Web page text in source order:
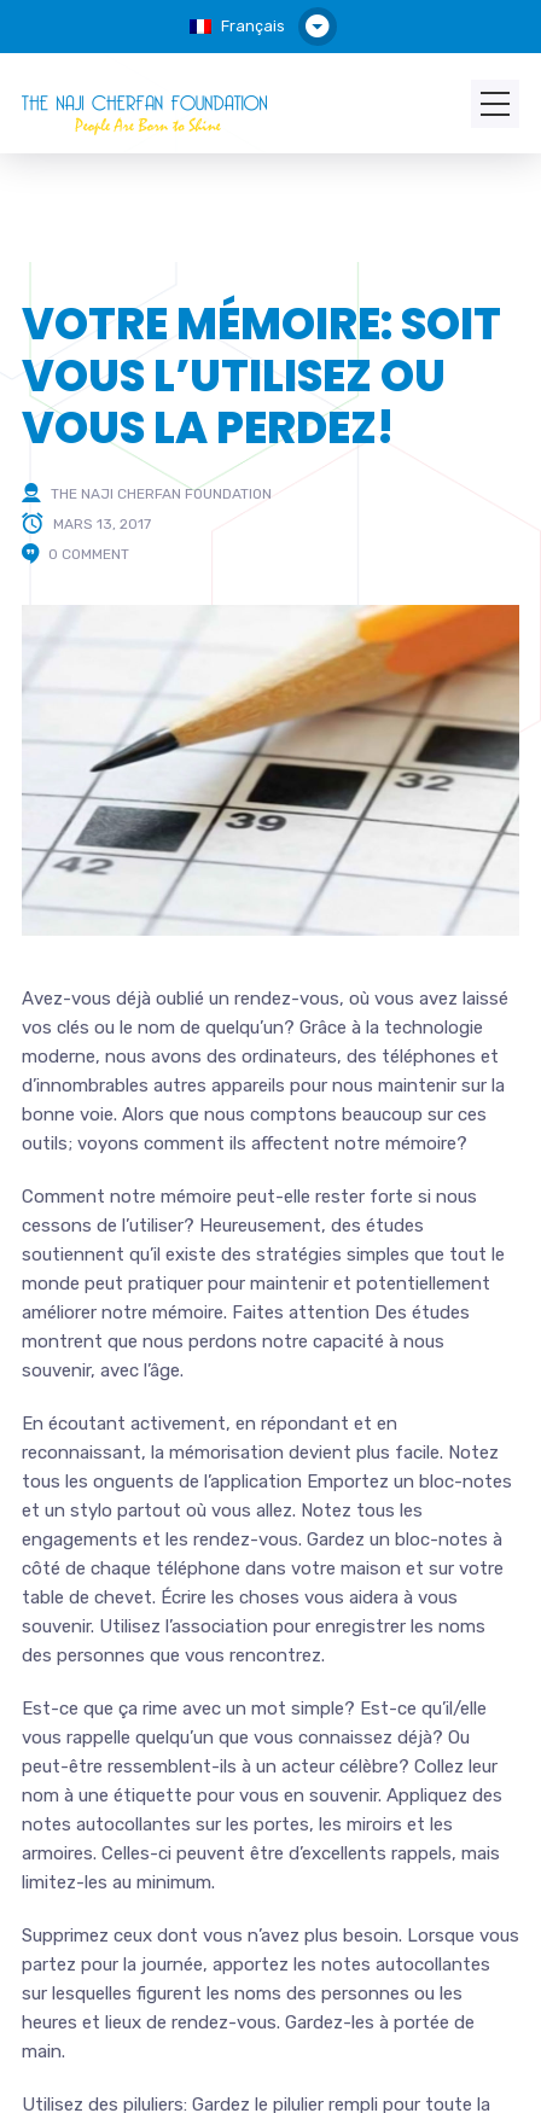
Français
VOTRE MÉMOIRE: SOIT
VOUS L’UTILISEZ OU
VOUS LA PERDEZ!
THE NAJI CHERFAN FOUNDATION
MARS 13, 2017
0 COMMENT
Avez-vous déjà oublié un rendez-vous, où vous avez laissé
vos clés ou le nom de quelqu’un? Grâce à la technologie
moderne, nous avons des ordinateurs, des téléphones et
d’innombrables autres appareils pour nous maintenir sur la
bonne voie. Alors que nous comptons beaucoup sur ces
outils; voyons comment ils affectent notre mémoire?
Comment notre mémoire peut-elle rester forte si nous
cessons de l’utiliser? Heureusement, des études
soutiennent qu’il existe des stratégies simples que tout le
monde peut pratiquer pour maintenir et potentiellement
améliorer notre mémoire. Faites attention Des études
montrent que nous perdons notre capacité à nous
souvenir, avec l’âge.
En écoutant activement, en répondant et en
reconnaissant, la mémorisation devient plus facile. Notez
tous les onguents de l’application Emportez un bloc-notes
et un stylo partout où vous allez. Notez tous les
engagements et les rendez-vous. Gardez un bloc-notes à
côté de chaque téléphone dans votre maison et sur votre
table de chevet. Écrire les choses vous aidera à vous
souvenir. Utilisez l’association pour enregistrer les noms
des personnes que vous rencontrez.
Est-ce que ça rime avec un mot simple? Est-ce qu’il/elle
vous rappelle quelqu’un que vous connaissez déjà? Ou
peut-être ressemblent-ils à un acteur célèbre? Collez leur
nom à une étiquette pour vous en souvenir. Appliquez des
notes autocollantes sur les portes, les miroirs et les
armoires. Celles-ci peuvent être d’excellents rappels, mais
limitez-les au minimum.
Supprimez ceux dont vous n’avez plus besoin. Lorsque vous
partez pour la journée, apportez les notes autocollantes
sur lesquelles figurent les noms des personnes ou les
heures et lieux de rendez-vous. Gardez-les à portée de
main.
Utilisez des piluliers: Gardez le pilulier rempli pour toute la